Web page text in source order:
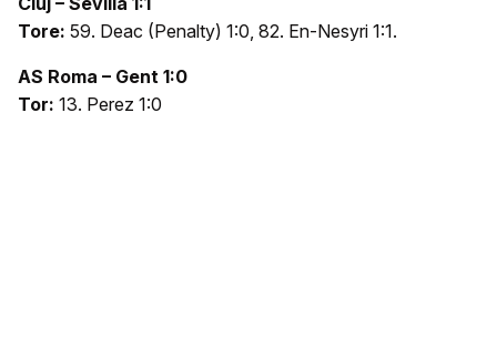
Tore: 59. Deac (Penalty) 1:0, 82. En-Nesyri 1:1.
AS Roma – Gent 1:0
Tor: 13. Perez 1:0